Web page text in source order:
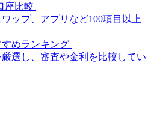
座比較
ップ、アプリなど100項目以上
すめランキング
選し、審査や金利を比較してい